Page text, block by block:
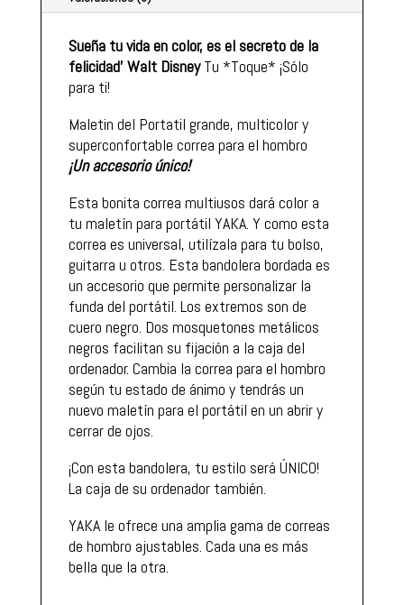
Sueña tu vida en color, es el secreto de la
felicidad' Walt DisneyTu *Toque* ¡Sólo
para ti!
Maletin del Portatil grande, multicolor y
superconfortable correa para el hombro
¡Un accesorio único!
Esta bonita correa multiusos dará color a
tu maletín para portátil YAKA. Y como esta
correa es universal, utilízala para tu bolso,
guitarra u otros. Esta bandolera bordada es
un accesorio que permite personalizar la
funda del portátil. Los extremos son de
cuero negro. Dos mosquetones metálicos
negros facilitan su fijación a la caja del
ordenador. Cambia la correa para el hombro
según tu estado de ánimo y tendrás un
nuevo maletín para el portátil en un abrir y
cerrar de ojos.
¡Con esta bandolera, tu estilo será ÚNICO!
La caja de su ordenador también.
YAKA le ofrece una amplia gama de correas
de hombro ajustables. Cada una es más
bella que la otra.